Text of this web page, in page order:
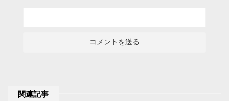
関連記事